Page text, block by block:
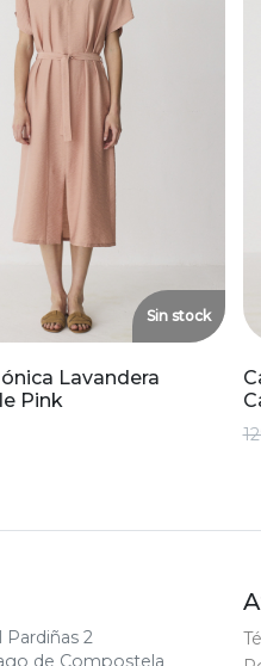
Sin stock
Lavandera
Pink
Pardiñas 2
de Compostela